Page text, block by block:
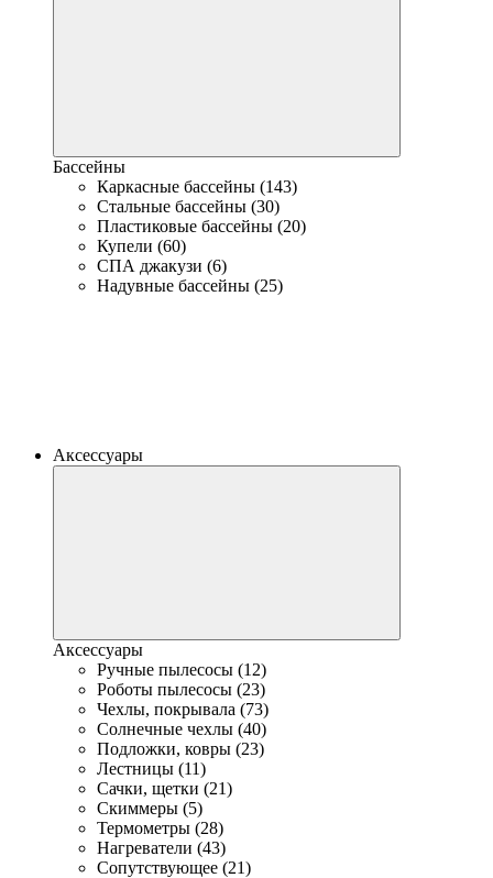
Бассейны
Каркасные бассейны (143)
Стальные бассейны (30)
Пластиковые бассейны (20)
Купели (60)
СПА джакузи (6)
Надувные бассейны (25)
Аксессуары
Аксессуары
Ручные пылесосы (12)
Роботы пылесосы (23)
Чехлы, покрывала (73)
Солнечные чехлы (40)
Подложки, ковры (23)
Лестницы (11)
Сачки, щетки (21)
Скиммеры (5)
Термометры (28)
Нагреватели (43)
Сопутствующее (21)